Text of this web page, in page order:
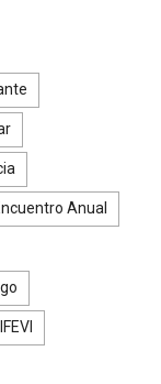
Anual
IFEVI